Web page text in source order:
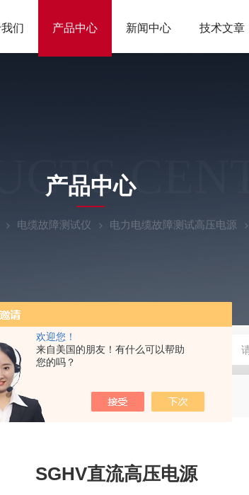
欢迎您！
来自美国的朋友！有什么可以帮助
您的吗？
们 产品中心 新闻中心 技术文章
产品中心
电缆故障测试仪 电力电缆故障测试高压电源
SGHV直流高压电源